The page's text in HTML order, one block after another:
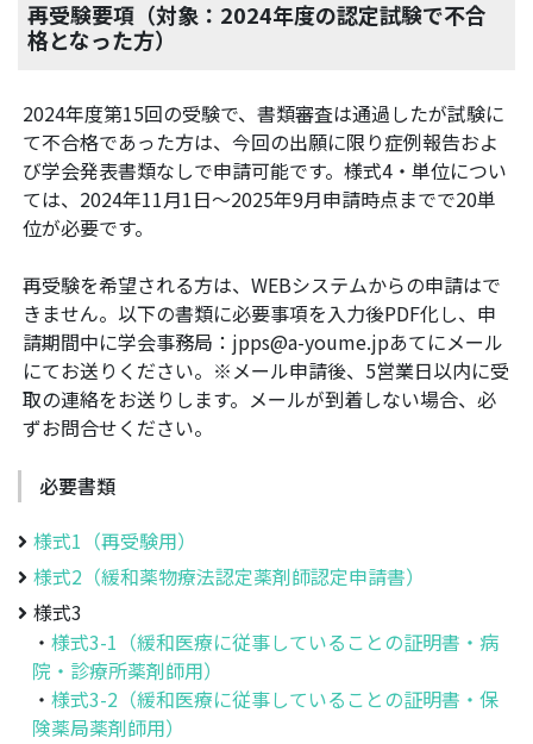
再受験要項（対象：2024年度の認定試験で不合
格となった方）
2024年度第15回の受験で、書類審査は通過したが試験に
て不合格であった方は、今回の出願に限り症例報告およ
び学会発表書類なしで申請可能です。様式4・単位につい
ては、2024年11月1日～2025年9月申請時点までで20単
位が必要です。
再受験を希望される方は、WEBシステムからの申請はで
きません。以下の書類に必要事項を入力後PDF化し、申
請期間中に学会事務局：jpps@a-youme.jpあてにメール
にてお送りください。※メール申請後、5営業日以内に受
取の連絡をお送りします。メールが到着しない場合、必
ずお問合せください。
必要書類
様式1（再受験用）
様式2（緩和薬物療法認定薬剤師認定申請書）
様式3
・ 様式3-1（緩和医療に従事していることの証明書・病
院・診療所薬剤師用）
・ 様式3-2（緩和医療に従事していることの証明書・保
険薬局薬剤師用）